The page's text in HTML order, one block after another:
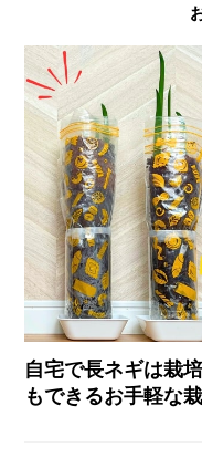
自宅で長ネギは栽
もできるお手軽な